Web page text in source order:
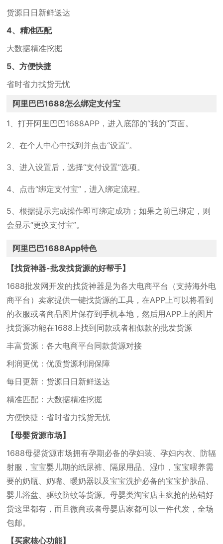
货源日日新鲜送达
4、精准匹配
大数据精准挖掘
5、方便快捷
省时省力找货无忧
阿里巴巴1688怎么绑定支付宝
1、打开阿里巴巴1688APP，进入底部的“我的”页面。
2、在个人中心中找到并点击“设置”。
3、进入设置后，选择“支付设置”选项。
4、点击“绑定支付宝”，进入绑定流程。
5、根据提示完成操作即可绑定成功；如果之前已绑定，则
会显示“更换支付宝”。
阿里巴巴1688App特色
【找货神器-批发找货源的好帮手】
1688批发网开发的找货神器是为各大电商平台（支持海外电
商平台）卖家提供一键找货源的工具，在APP上可以将看到
的衣服或者商品图片保存到手机本地，然后用APP上的图片
找货源功能在1688上找到同款或者相似款的批发货源
丰富货源：各大电商平台同款货源对接
利润更优：优质货源利润保障
每日更新：货源日日新鲜送达
精准匹配：大数据精准挖掘
方便快捷：省时省力找货无忧
【母婴货源市场】
1688母婴货源市场拥有孕期必备的孕妇装、孕妇内衣、防辐
射服，宝宝婴儿期的纸尿裤、隔尿用品、湿巾，宝宝喂养需
要的奶瓶、奶嘴、暖奶器以及宝宝洗护必备的宝宝护肤品、
婴儿浴盆、驱蚊防蚊等货源。母婴类淘宝店主疯抢的热销好
货这里都有，而且微商或者母婴店家都可以一件代发，全场
包邮。
【买家核心功能】